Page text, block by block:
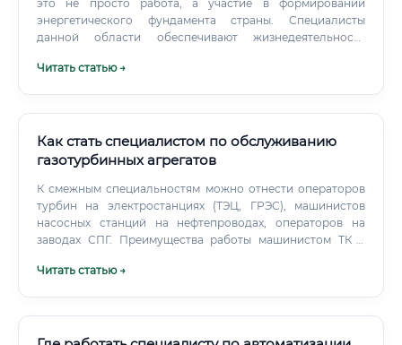
квалификации при ведущих технических университетах
(НИУ «МЭИ», МФТИ, УрФУ, СПбПУ) ✅ Международные
сертификации: ISA (CSSA, CAP), GICSP
выпускники курсов и как быстро окупается обучение 💸
профессионального образования. Рынок труда в
цифровой энергетике сегодня испытывает значительный
опыта именно в этой специализации — при наличии:
Технического образования (электроэнергетика,
автоматизация, IT, электроника) Базовых навыков работы
с программируемыми контроллерами или SCADA
профильных курсов Демонстрационного портфолио
(пусть даже учебные проекты) ⚠️ Полный гуманитарий
это не просто работа, а участие в формировании
энергетического фундамента страны. Специалисты
данной области обеспечивают жизнедеятельность
социальных объектов.
Читать статью →
Как стать специалистом по обслуживанию
газотурбинных агрегатов
К смежным специальностям можно отнести операторов
турбин на электростанциях (ТЭЦ, ГРЭС), машинистов
насосных станций на нефтепроводах, операторов на
заводах СПГ. Преимущества работы машинистом ТК в
Стабильность: Газовая отрасль — одна из самых
Читать статью →